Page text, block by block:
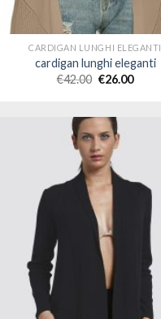
CARDIGAN LUNGHI ELEGANTI
cardigan lunghi eleganti
€42.00 €26.00